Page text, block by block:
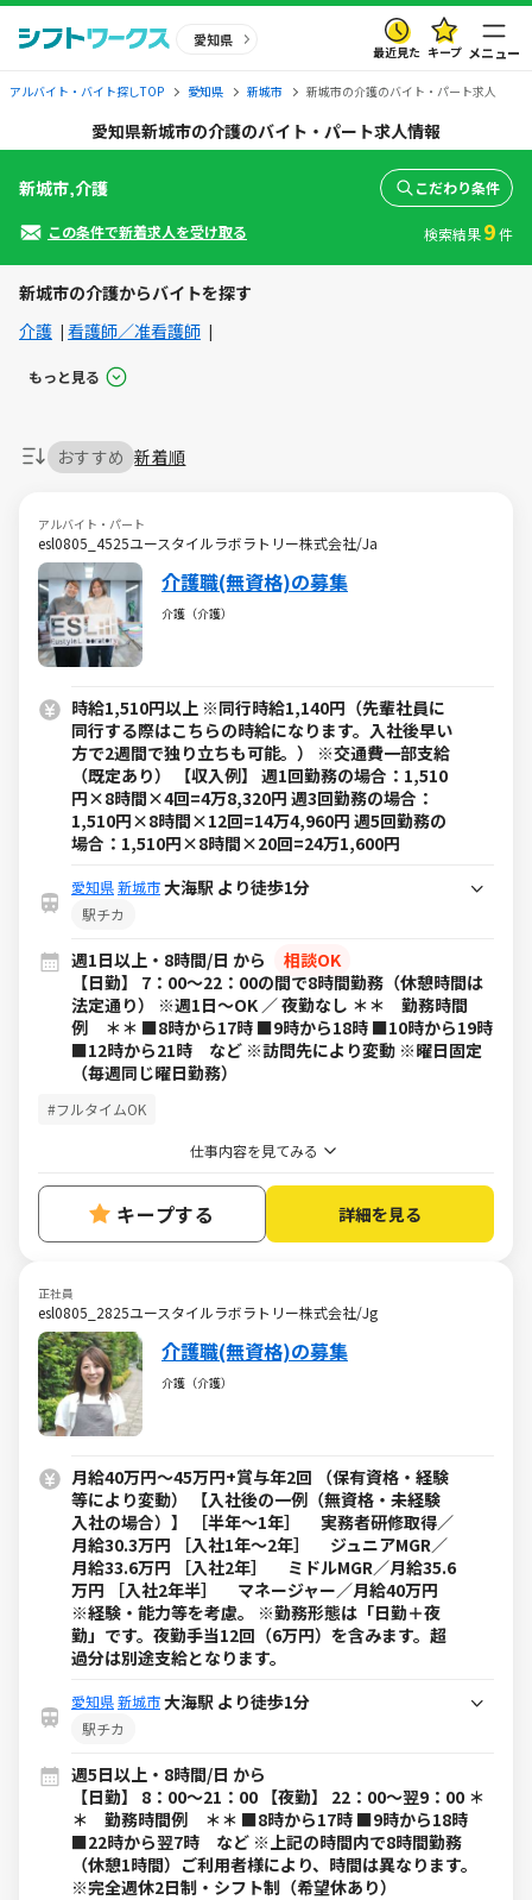
愛知県
最近見た キープ メニュー
アルバイト・バイト探しTOP 愛知県 新城市 新城市の介護のバイト・パート求人
愛知県新城市の介護のバイト・パート求人情報
おすすめ 新着順
アルバイト・パート
esl0805_4525ユースタイルラボラトリー株式会社/Ja
介護職(無資格)の募集
介護（介護）
時給1,510円以上 ※同行時給1,140円（先輩社員に
同行する際はこちらの時給になります。入社後早い
方で2週間で独り立ちも可能。） ※交通費一部支給
（既定あり） 【収入例】 週1回勤務の場合：1,510
円×8時間×4回=4万8,320円 週3回勤務の場合：
1,510円×8時間×12回=14万4,960円 週5回勤務の
場合：1,510円×8時間×20回=24万1,600円
愛知県新城市大海駅 より徒歩1分
駅チカ
週1日以上・8時間/日 から
相談OK
【日勤】 7：00～22：00の間で8時間勤務（休憩時間は
法定通り） ※週1日～OK ／ 夜勤なし ＊＊ 勤務時間
例 ＊＊ ■8時から17時 ■9時から18時 ■10時から19時
■12時から21時 など ※訪問先により変動 ※曜日固定
（毎週同じ曜日勤務）
#フルタイムOK
仕事内容を見てみる
キープする 詳細を見る
正社員
esl0805_2825ユースタイルラボラトリー株式会社/Jg
介護職(無資格)の募集
介護（介護）
月給40万円～45万円+賞与年2回 （保有資格・経験
等により変動） 【入社後の一例（無資格・未経験
入社の場合）】 ［半年～1年］ 実務者研修取得／
月給30.3万円 ［入社1年～2年］ ジュニアMGR／
月給33.6万円 ［入社2年］ ミドルMGR／月給35.6
万円 ［入社2年半］ マネージャー／月給40万円
※経験・能力等を考慮。 ※勤務形態は「日勤＋夜
勤」です。夜勤手当12回（6万円）を含みます。超
過分は別途支給となります。
愛知県新城市大海駅 より徒歩1分
駅チカ
週5日以上・8時間/日 から
【日勤】 8：00～21：00 【夜勤】 22：00～翌9：00 ＊
＊ 勤務時間例 ＊＊ ■8時から17時 ■9時から18時
■22時から翌7時 など ※上記の時間内で8時間勤務
（休憩1時間）ご利用者様により、時間は異なります。
※完全週休2日制・シフト制（希望休あり）
新城市,介護 こだわり条件
この条件で新着求人を受け取る 検索結果9件
新城市の介護からバイトを探す
介護
看護師／准看護師
もっと見る